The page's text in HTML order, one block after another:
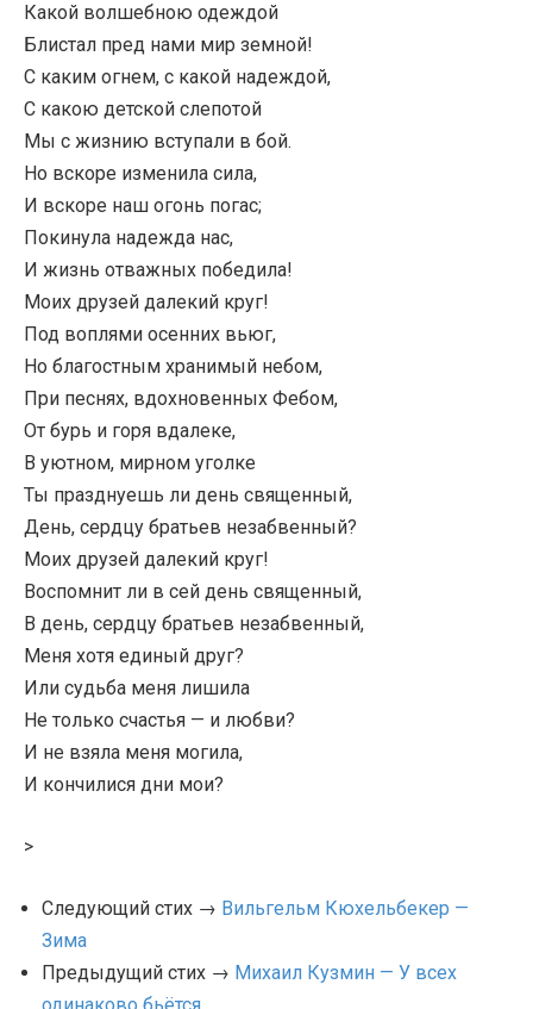
Какой волшебною одеждой
Блистал пред нами мир земной!
С каким огнем, с какой надеждой,
С какою детской слепотой
Мы с жизнию вступали в бой.
Но вскоре изменила сила,
И вскоре наш огонь погас;
Покинула надежда нас,
И жизнь отважных победила!
Моих друзей далекий круг!
Под воплями осенних вьюг,
Но благостным хранимый небом,
При песнях, вдохновенных Фебом,
От бурь и горя вдалеке,
В уютном, мирном уголке
Ты празднуешь ли день священный,
День, сердцу братьев незабвенный?
Моих друзей далекий круг!
Воспомнит ли в сей день священный,
В день, сердцу братьев незабвенный,
Меня хотя единый друг?
Или судьба меня лишила
Не только счастья — и любви?
И не взяла меня могила,
И кончилися дни мои?
>
Следующий стих → Вильгельм Кюхельбекер —
Зима
Предыдущий стих → Михаил Кузмин — У всех